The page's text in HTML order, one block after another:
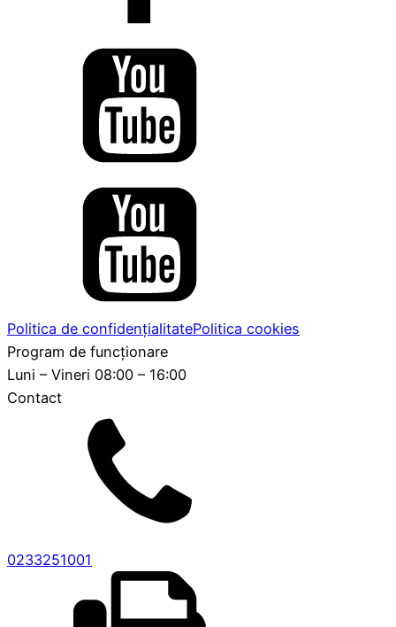
Politica de confidențialitatePolitica cookies
Program de funcționare
Luni – Vineri 08:00 – 16:00
Contact
0233251001